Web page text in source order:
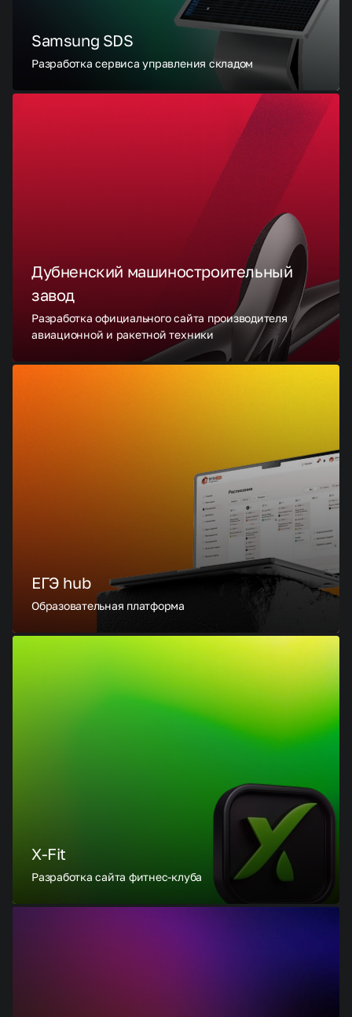
Samsung SDS
Разработка сервиса управления складом
Дубненский машиностроительный
завод
Разработка официального сайта производителя
авиационной и ракетной техники
ЕГЭ hub
Образовательная платформа
X-Fit
Разработка сайта фитнес-клуба